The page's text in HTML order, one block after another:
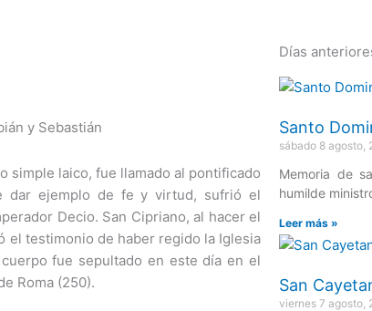
simple laico, fue llamado al pontificado
dar ejemplo de fe y virtud, sufrió el
Decio. San Cipriano, al hacer el
el testimonio de haber regido la Iglesia
fue sepultado en este día en el
Roma (250).
Días
Santo
sábado 8 agosto,
Memoria de
humilde
Leer más »
San
viernes 7 agosto,
Página
Página
Página
Página
Página